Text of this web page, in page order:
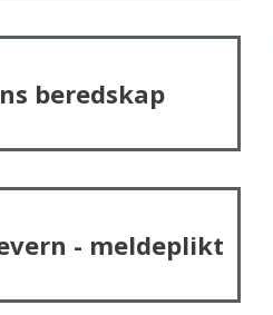
beredskap
- meldeplikt